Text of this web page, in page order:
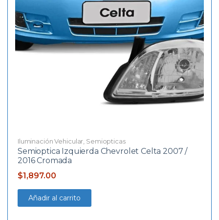
Iluminación Vehicular Semiopticas
Semioptica Izquierda Chevrolet Celta 2007 /
2016 Cromada
$1,897.00
Añadir al carrito